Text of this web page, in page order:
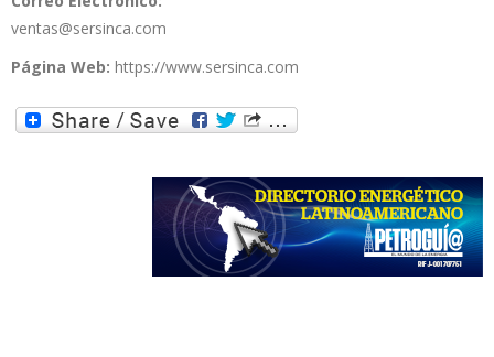
ventas@sersinca.com
Página Web: https://www.sersinca.com